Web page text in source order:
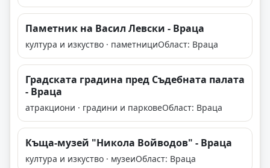
Паметник на Васил Левски - Враца
култура и изкуство · паметнициОбласт: Враца
Градската градина пред Съдебната палата
- Враца
атракциони · градини и парковеОбласт: Враца
Къща-музей "Никола Войводов" - Враца
култура и изкуство · музеиОбласт: Враца